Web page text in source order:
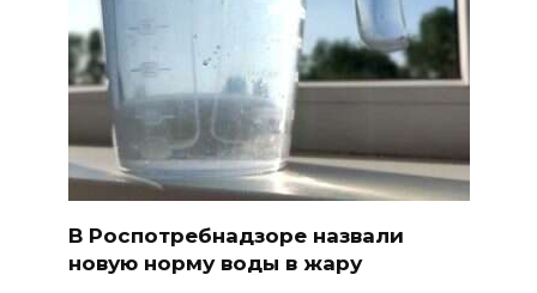
В Роспотребнадзоре назвали
новую норму воды в жару